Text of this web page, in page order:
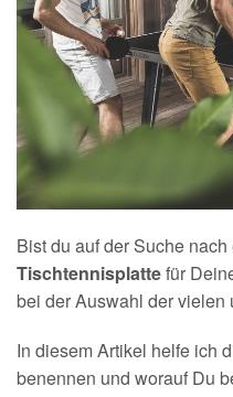
Bist du auf der Suche nach
Tischtennisplattefür
bei der Auswahl der
In diesem Artikel helfe ich
benennen und worauf Du